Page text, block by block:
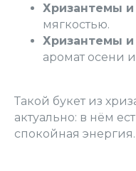
Хризантемы
мягкостью.
Хризантемы и
аромат осени
Такой букет из
актуально: в нём
спокойная энергия.